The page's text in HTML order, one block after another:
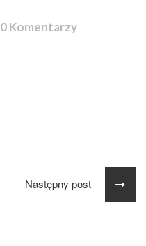
0 Komentarzy
Następny post